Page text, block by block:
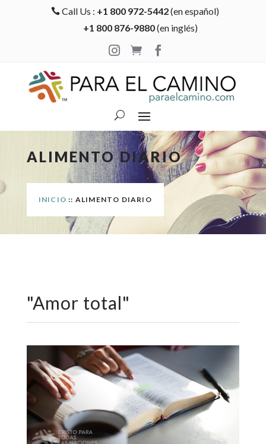
 Call Us : +1 800 972-5442(en español)
+1 800 876-9880(en inglés)

 
ALIMENTO DIARIO
INICIO :: ALIMENTO DIARIO
"Amor total"